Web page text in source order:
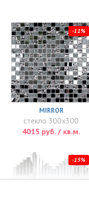
-11%
MIRROR
стекло 300x300
4015 руб. / кв.м.
-15%